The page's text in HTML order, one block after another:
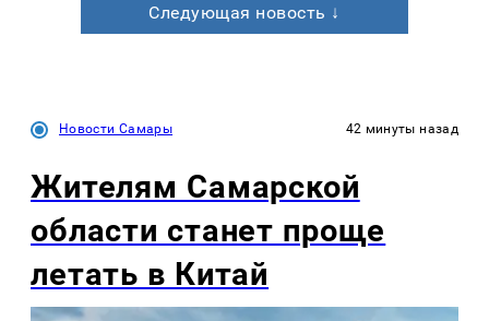
Следующая новость ↓
Новости Самары 42 минуты назад
Жителям Самарской
области станет проще
летать в Китай